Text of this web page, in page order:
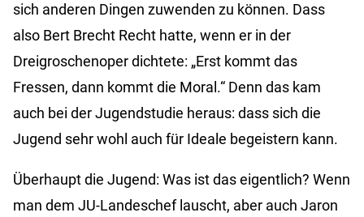
sich anderen Dingen zuwenden zu können. Dass
also Bert Brecht Recht hatte, wenn er in der
Dreigroschenoper dichtete: „Erst kommt das
Fressen, dann kommt die Moral.“ Denn das kam
auch bei der Jugendstudie heraus: dass sich die
Jugend sehr wohl auch für Ideale begeistern kann.
Überhaupt die Jugend: Was ist das eigentlich? Wenn
man dem JU-Landeschef lauscht, aber auch Jaron